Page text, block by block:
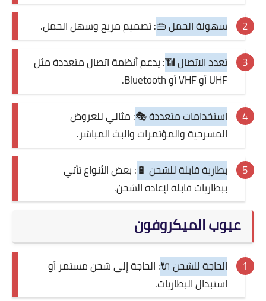
سهولة الحمل 👜: تصميم مريح وسهل الحمل.
تعدد الاتصال 📶: يدعم أنظمة اتصال متعددة مثل
UHF أو VHF أو Bluetooth.
استخدامات متعددة 🎭: مثالي للعروض
المسرحية والمؤتمرات والبث المباشر.
بطارية قابلة للشحن 🔋: بعض الأنواع تأتي
ببطاريات قابلة لإعادة الشحن.
عيوب الميكروفون
الحاجة للشحن 🔌: الحاجة إلى شحن مستمر أو
استبدال البطاريات.